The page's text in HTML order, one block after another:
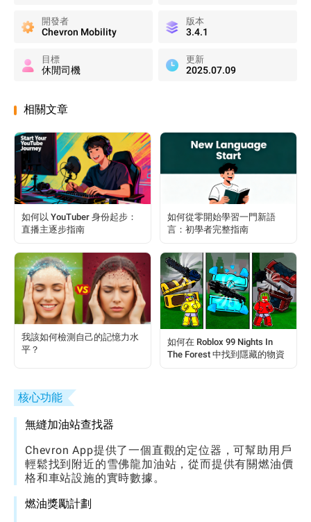
開發者
Chevron Mobility
版本
3.4.1
目標
休閒司機
更新
2025.07.09
相關文章
如何以 YouTuber 身份起步：
直播主逐步指南
如何從零開始學習一門新語
言：初學者完整指南
我該如何檢測自己的記憶力水
平？
如何在 Roblox 99 Nights In
The Forest 中找到隱藏的物資
核心功能
無縫加油站查找器
Chevron App提供了一個直觀的定位器，可幫助用戶
輕鬆找到附近的雪佛龍加油站，從而提供有關燃油價
格和車站設施的實時數據。
燃油獎勵計劃